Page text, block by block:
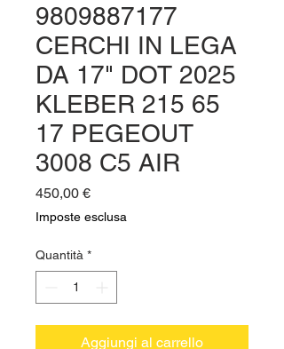
9809887177
CERCHI IN LEGA
DA 17" DOT 2025
KLEBER 215 65
17 PEGEOUT
3008 C5 AIR
450,00 €Prezzo
Imposte esclusa
Quantità *
Aggiungi al carrello